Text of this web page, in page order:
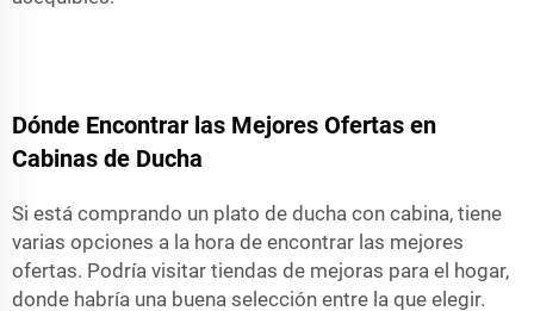
Dónde Encontrar las Mejores Ofertas en
Cabinas de Ducha
Si está comprando un plato de ducha con cabina, tiene
varias opciones a la hora de encontrar las mejores
ofertas. Podría visitar tiendas de mejoras para el hogar,
donde habría una buena selección entre la que elegir.